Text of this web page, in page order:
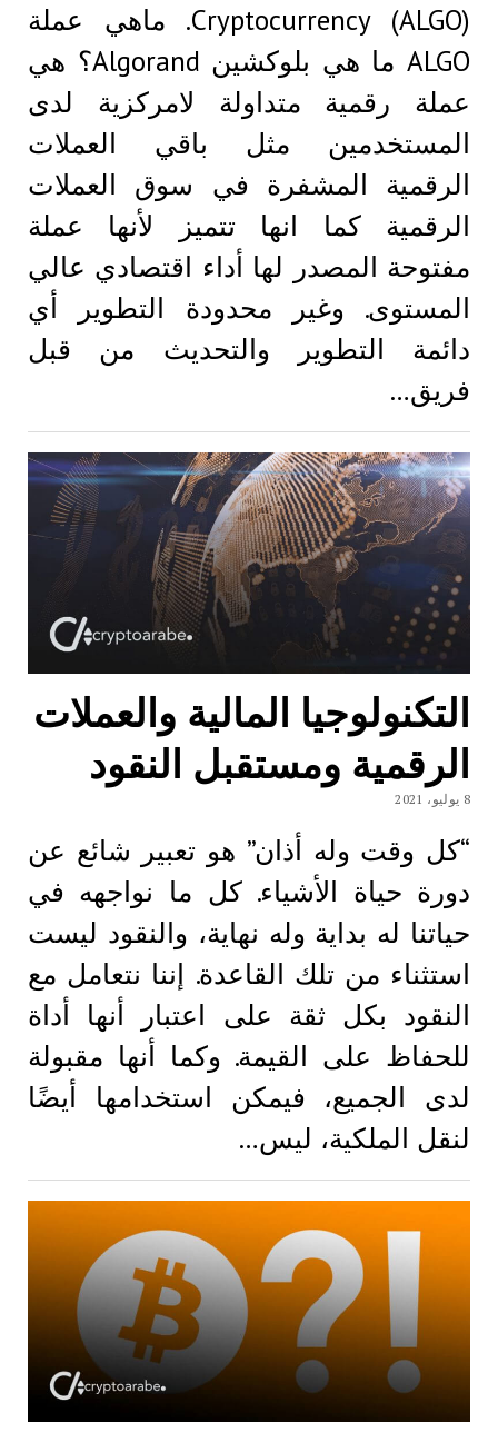
Cryptocurrency (ALGO). ماهي عملة
ALGO ما هي بلوكشين Algorand؟ هي
عملة رقمية متداولة لامركزية لدى
المستخدمين مثل باقي العملات
الرقمية المشفرة في سوق العملات
الرقمية كما انها تتميز لأنها عملة
مفتوحة المصدر لها أداء اقتصادي عالي
المستوى. وغير محدودة التطوير أي
دائمة التطوير والتحديث من قبل
فريق…
التكنولوجيا المالية والعملات
الرقمية ومستقبل النقود
8 يوليو، 2021
“كل وقت وله أذان” هو تعبير شائع عن
دورة حياة الأشياء. كل ما نواجهه في
حياتنا له بداية وله نهاية، والنقود ليست
استثناء من تلك القاعدة. إننا نتعامل مع
النقود بكل ثقة على اعتبار أنها أداة
للحفاظ على القيمة. وكما أنها مقبولة
لدى الجميع، فيمكن استخدامها أيضًا
لنقل الملكية، ليس…